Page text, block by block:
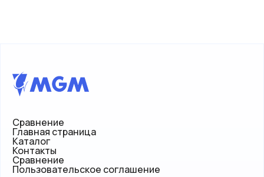
Сравнение
Главная страница
Каталог
Контакты
Сравнение
Пользовательское соглашение